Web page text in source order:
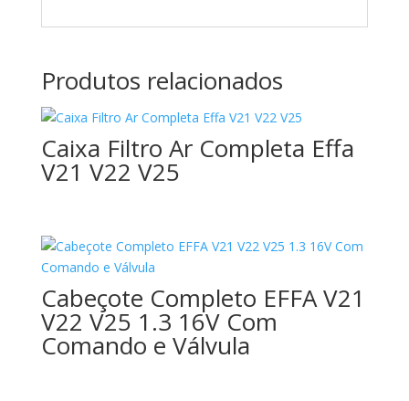
Produtos relacionados
Caixa Filtro Ar Completa Effa
V21 V22 V25
Cabeçote Completo EFFA V21
V22 V25 1.3 16V Com
Comando e Válvula